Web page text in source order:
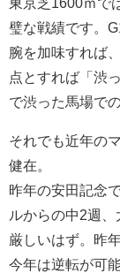
璧な戦績です。
腕を加味すれば
点とすれば「渋
で渋った馬場で
それでも近年の
健在。
昨年の安田記念
ルからの中2週
厳しいはず。昨
今年は逆転が可